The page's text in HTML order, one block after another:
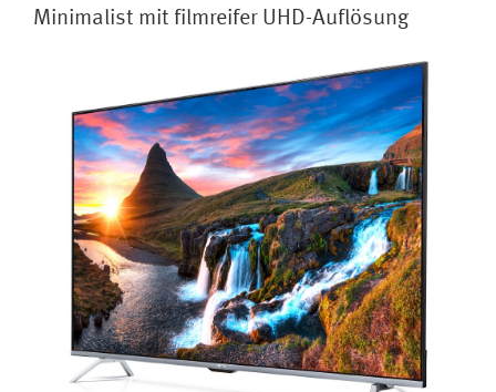
Minimalist mit filmreifer UHD-Auflösung